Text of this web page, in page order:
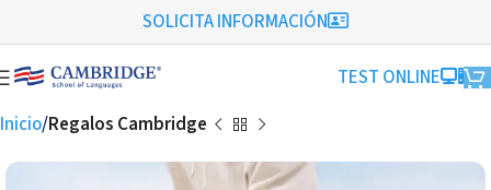
SOLICITA INFORMACIÓN
TEST ONLINE
Inicio Regalos Cambridge